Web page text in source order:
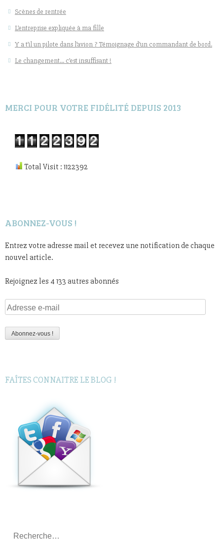
Scènes de rentrée
L’entreprise expliquée à ma fille
Y a t’il un pilote dans l’avion ? Témoignage d’un commandant de bord.
Le changement… c’est insuffisant !
MERCI POUR VOTRE FIDÉLITÉ DEPUIS 2013
Total Visit : 1122392
ABONNEZ-VOUS !
Entrez votre adresse mail et recevez une notification de chaque
nouvel article.
Rejoignez les 4 133 autres abonnés
Adresse
e-
mail
Abonnez-vous !
FAÎTES CONNAITRE LE BLOG !